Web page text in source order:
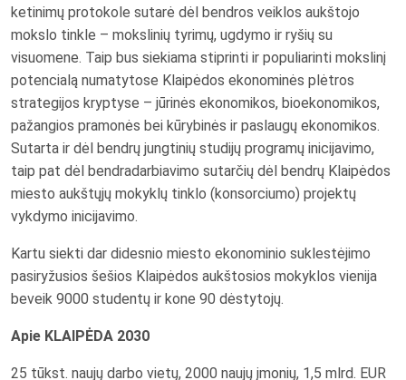
ketinimų protokole sutarė dėl bendros veiklos aukštojo
mokslo tinkle – mokslinių tyrimų, ugdymo ir ryšių su
visuomene. Taip bus siekiama stiprinti ir populiarinti mokslinį
potencialą numatytose Klaipėdos ekonominės plėtros
strategijos kryptyse – jūrinės ekonomikos, bioekonomikos,
pažangios pramonės bei kūrybinės ir paslaugų ekonomikos.
Sutarta ir dėl bendrų jungtinių studijų programų inicijavimo,
taip pat dėl bendradarbiavimo sutarčių dėl bendrų Klaipėdos
miesto aukštųjų mokyklų tinklo (konsorciumo) projektų
vykdymo inicijavimo.
Kartu siekti dar didesnio miesto ekonominio suklestėjimo
pasiryžusios šešios Klaipėdos aukštosios mokyklos vienija
beveik 9000 studentų ir kone 90 dėstytojų.
Apie KLAIPĖDA 2030
25 tūkst. naujų darbo vietų, 2000 naujų įmonių, 1,5 mlrd. EUR